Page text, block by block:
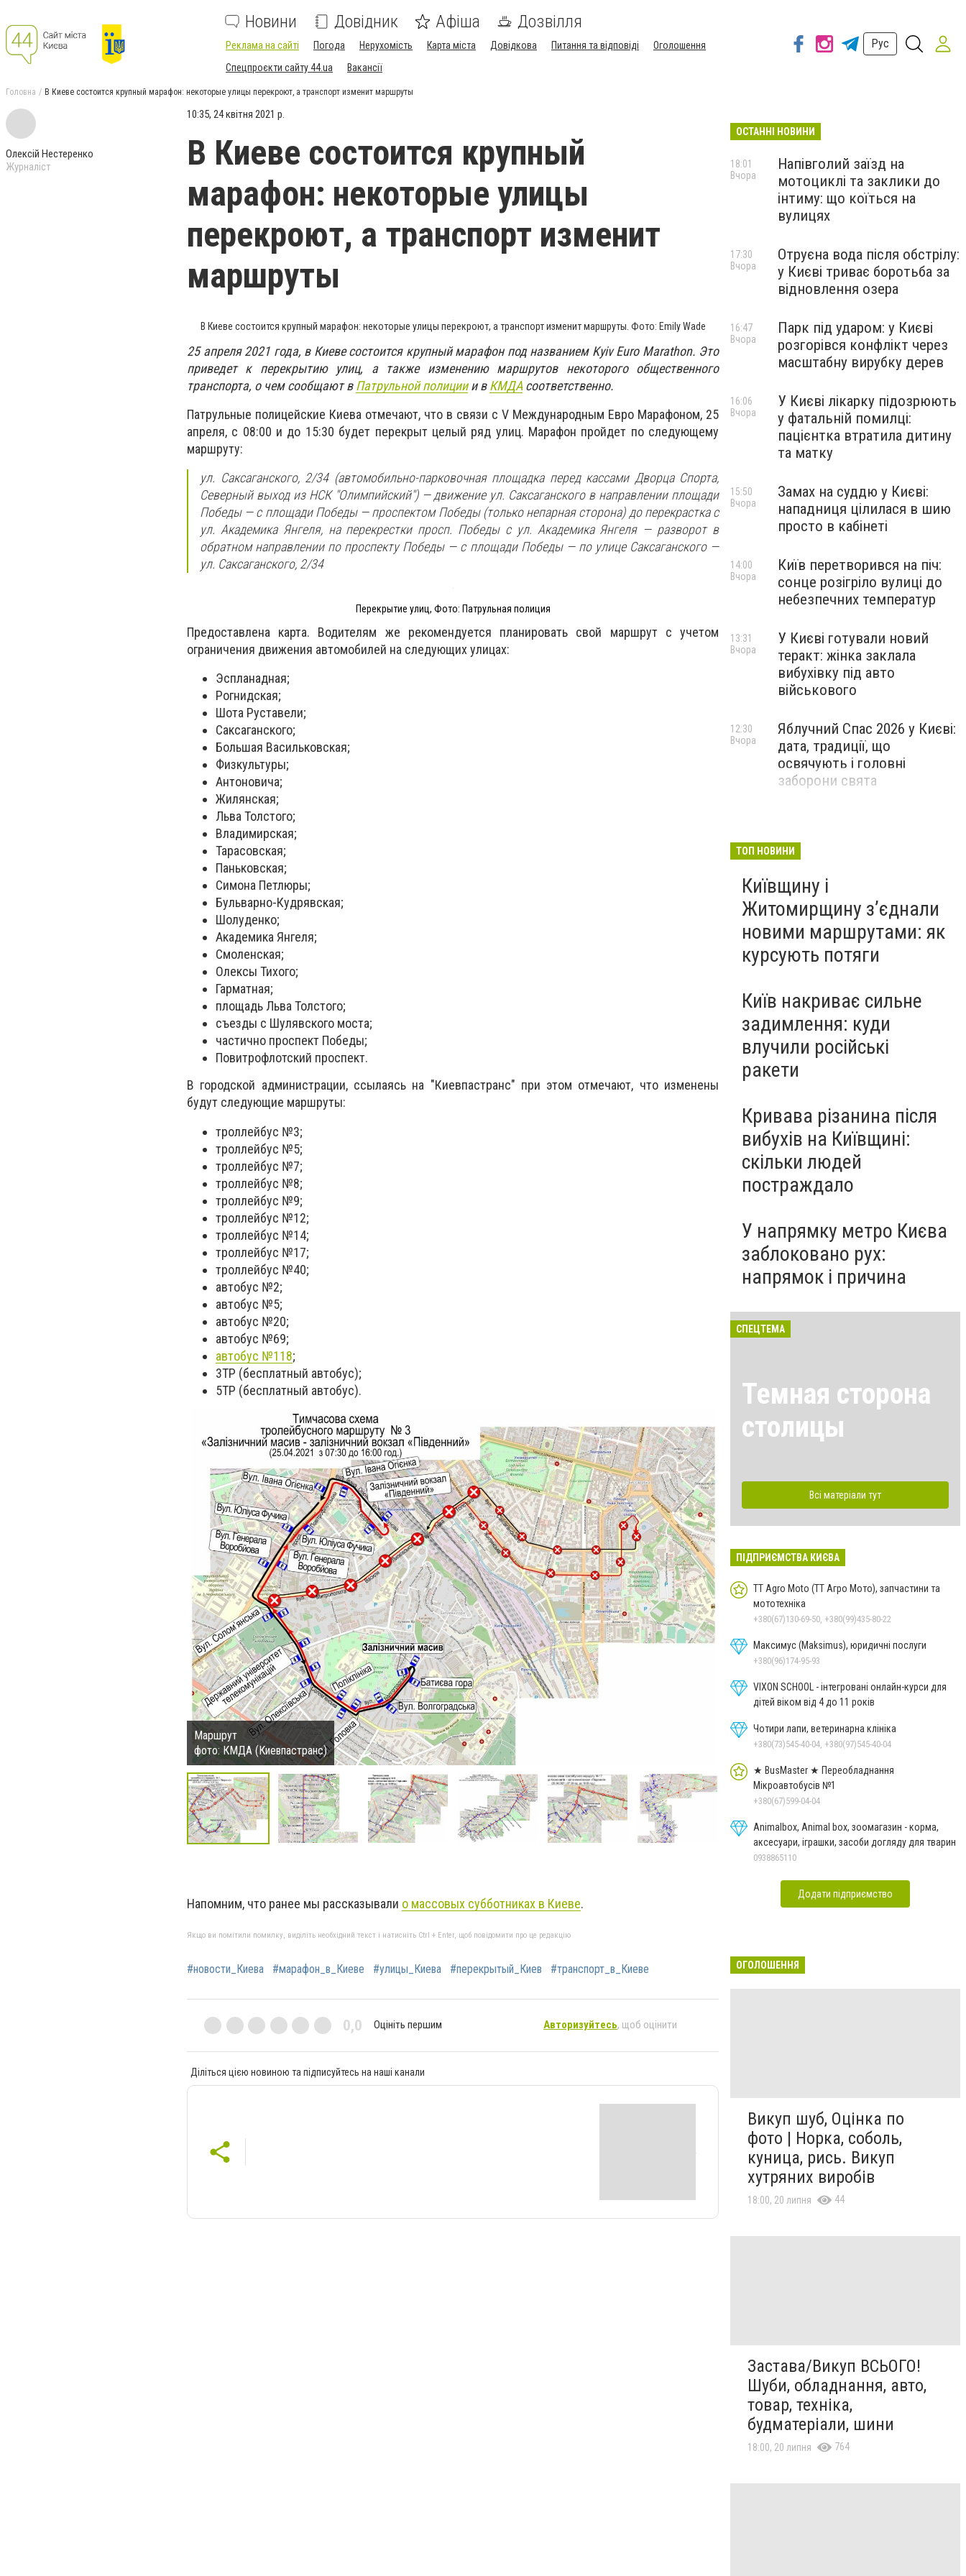
Новини Довідник Афіша Дозвілля
Реклама на сайті Погода Нерухомість Карта міста Довідкова Питання та відповіді
Оголошення
Спецпроєкти сайту 44.ua
Вакансії
Рус
Головна В Киеве состоится крупный марафон: некоторые улицы перекроют, а транспорт изменит маршруты
Олексій Нестеренко
Журналіст
10:35, 24 квітня 2021 р.
В Киеве состоится крупный
марафон: некоторые улицы
перекроют, а транспорт изменит
маршруты
В Киеве состоится крупный марафон: некоторые улицы перекроют, а транспорт изменит маршруты. Фото: Emily Wade
25 апреля 2021 года, в Киеве состоится крупный марафон под названием Kyiv Euro Marathon. Это
приведет к перекрытию улиц, а также изменению маршрутов некоторого общественного
транспорта, о чем сообщают вПатрульной полициии вКМДА соответственно.
Патрульные полицейские Киева отмечают, что в связи с V Международным Евро Марафоном, 25
апреля, с 08:00 и до 15:30 будет перекрыт целый ряд улиц. Марафон пройдет по следующему
маршруту:
ул. Саксаганского, 2/34 (автомобильно-парковочная площадка перед кассами Дворца Спорта,
Северный выход из НСК "Олимпийский") — движение ул. Саксаганского в направлении площади
Победы — с площади Победы — проспектом Победы (только непарная сторона) до перекрастка с
ул. Академика Янгеля, на перекрестки просп. Победы с ул. Академика Янгеля — разворот в
обратном направлении по проспекту Победы — с площади Победы — по улице Саксаганского —
ул. Саксаганского, 2/34
Перекрытие улиц, Фото: Патрульная полиция
Предоставлена карта. Водителям же рекомендуется планировать свой маршрут с учетом
ограничения движения автомобилей на следующих улицах:
Эспланадная;
Рогнидская;
Шота Руставели;
Саксаганского;
Большая Васильковская;
Физкультуры;
Антоновича;
Жилянская;
Льва Толстого;
Владимирская;
Тарасовская;
Паньковская;
Симона Петлюры;
Бульварно-Кудрявская;
Шолуденко;
Академика Янгеля;
Смоленская;
Олексы Тихого;
Гарматная;
площадь Льва Толстого;
съезды с Шулявского моста;
частично проспект Победы;
Повитрофлотский проспект.
В городской администрации, ссылаясь на "Киевпастранс" при этом отмечают, что изменены
будут следующие маршруты:
троллейбус №3;
троллейбус №5;
троллейбус №7;
троллейбус №8;
троллейбус №9;
троллейбус №12;
троллейбус №14;
троллейбус №17;
троллейбус №40;
автобус №2;
автобус №5;
автобус №20;
автобус №69;
автобус №118;
3ТР (бесплатный автобус);
5ТР (бесплатный автобус).
Маршрут
фото: КМДА (Киевпастранс)
Маршрут
фото: КМДА (Киевпастранс)
Напомним, что ранее мы рассказывали о массовых субботниках в Киеве.
Якщо ви помітили помилку, виділіть необхідний текст і натисніть Ctrl + Enter, щоб повідомити про це редакцію
#новости_Киева #марафон_в_Киеве #улицы_Киева #перекрытый_Киев #транспорт_в_Киеве
0,0 Оцініть першим Авторизуйтесь, щоб оцінити
Діліться цією новиною та підписуйтесь на наші канали
ОСТАННІ НОВИНИ
Напівголий заїзд на
мотоциклі та заклики до
інтиму: що коїться на
вулицях
18:01
Вчора
Отруєна вода після обстрілу:
у Києві триває боротьба за
відновлення озера
17:30
Вчора
Парк під ударом: у Києві
розгорівся конфлікт через
масштабну вирубку дерев
16:47
Вчора
У Києві лікарку підозрюють
у фатальній помилці:
пацієнтка втратила дитину
та матку
16:06
Вчора
Замах на суддю у Києві:
нападниця цілилася в шию
просто в кабінеті
15:50
Вчора
Київ перетворився на піч:
сонце розігріло вулиці до
небезпечних температур
14:00
Вчора
У Києві готували новий
теракт: жінка заклала
вибухівку під авто
військового
13:31
Вчора
Яблучний Спас 2026 у Києві:
дата, традиції, що
освячують і головні
заборони свята
12:30
Вчора
ТОП НОВИНИ
Київщину і
Житомирщину з’єднали
новими маршрутами: як
курсують потяги
Київ накриває сильне
задимлення: куди
влучили російські
ракети
Кривава різанина після
вибухів на Київщині:
скільки людей
постраждало
У напрямку метро Києва
заблоковано рух:
напрямок і причина
СПЕЦТЕМА
Темная сторона
столицы
Всі матеріали тут
ПІДПРИЄМСТВА КИЄВА
TT Agro Moto (ТТ Агро Мото), запчастини та
мототехніка
+380(67)130-69-50, +380(99)435-80-22
Максимус (Maksimus), юридичні послуги
+380(96)174-95-93
VIXON SCHOOL - інтегровані онлайн-курси для
дітей віком від 4 до 11 років
Чотири лапи, ветеринарна клініка
+380(73)545-40-04, +380(97)545-40-04
★ BusMaster ★ Переобладнання
Мікроавтобусів №1
+380(67)599-04-04
Animalbox, Animal box, зоомагазин - корма,
аксесуари, іграшки, засоби догляду для тварин
0938865110
Додати підприємство
ОГОЛОШЕННЯ
Викуп шуб, Оцінка по
фото | Норка, соболь,
куница, рись. Викуп
хутряних виробів
18:00, 20 липня 44
Застава/Викуп ВСЬОГО!
Шуби, обладнання, авто,
товар, техніка,
будматеріали, шини
18:00, 20 липня 764